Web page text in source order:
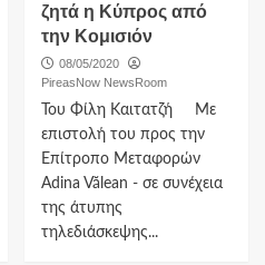
ζητά η Κύπρος από
την Κομισιόν
08/05/2020
PireasNow NewsRoom
Του Φίλη Καιτατζή Με
επιστολή του προς την
Επίτροπο Μεταφορών
Adina Vălean - σε συνέχεια
της άτυπης
τηλεδιάσκεψης...